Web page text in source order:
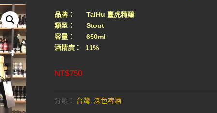
品牌： TaiHu 臺虎精釀
類型： Stout
容量： 650ml
酒精度： 11%
NT$750
分類： 台灣, 深色啤酒